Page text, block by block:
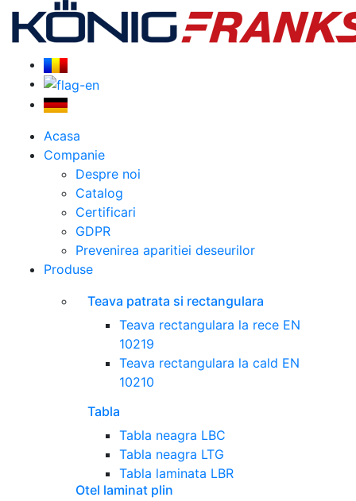
Acasa
Companie
Despre noi
Catalog
Certificari
GDPR
Prevenirea aparitiei deseurilor
Produse
Teava patrata si rectangulara
Teava rectangulara la rece EN
10219
Teava rectangulara la cald EN
10210
Tabla
Tabla neagra LBC
Tabla neagra LTG
Tabla laminata LBR
Otel laminat plin